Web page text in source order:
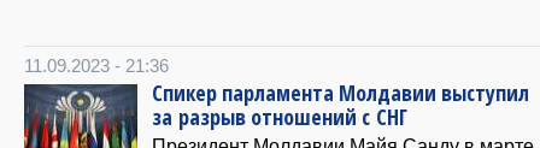
11.09.2023 - 21:36
Спикер парламента Молдавии выступил
за разрыв отношений с СНГ